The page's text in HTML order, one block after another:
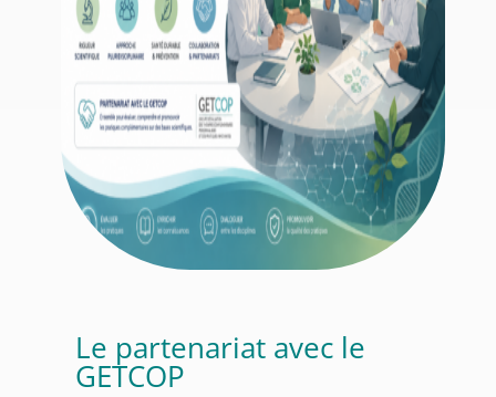
Le partenariat avec le
GETCOP